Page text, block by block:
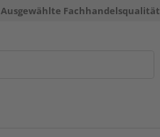
Ausgewählte Fachhandelsqualität